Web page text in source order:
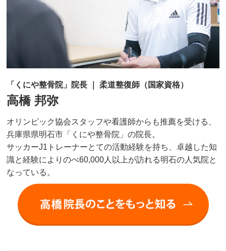
「くにや整骨院」院長 ｜ 柔道整復師（国家資格）
高橋 邦弥
オリンピック協会スタッフや看護師からも推薦を受ける、
兵庫県県明石市「くにや整骨院」の院長。
サッカーJ1トレーナーとての活動経験を持ち、卓越した知
識と経験によりのべ60,000人以上が訪れる明石の人気院と
なっている。